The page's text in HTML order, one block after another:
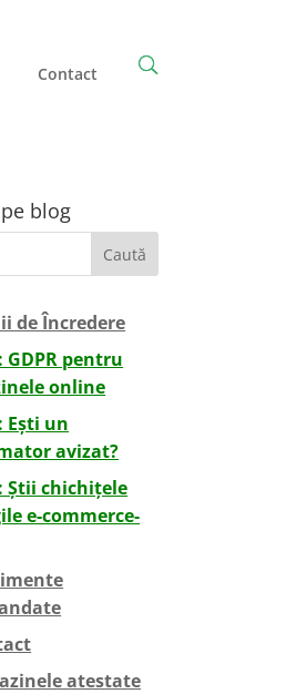
Contact
blog
de Încredere
GDPR pentru
online
Ești un
avizat?
Știi chichițele
e-commerce-
atestate